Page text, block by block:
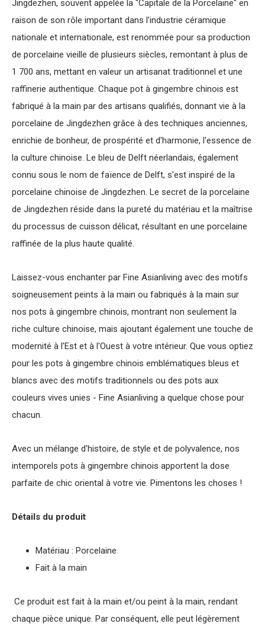
Jingdezhen, souvent appelée la "Capitale de la Porcelaine" en
raison de son rôle important dans l'industrie céramique
nationale et internationale, est renommée pour sa production
de porcelaine vieille de plusieurs siècles, remontant à plus de
1 700 ans, mettant en valeur un artisanat traditionnel et une
raffinerie authentique. Chaque pot à gingembre chinois est
fabriqué à la main par des artisans qualifiés, donnant vie à la
porcelaine de Jingdezhen grâce à des techniques anciennes,
enrichie de bonheur, de prospérité et d'harmonie, l'essence de
la culture chinoise. Le bleu de Delft néerlandais, également
connu sous le nom de faïence de Delft, s'est inspiré de la
porcelaine chinoise de Jingdezhen. Le secret de la porcelaine
de Jingdezhen réside dans la pureté du matériau et la maîtrise
du processus de cuisson délicat, résultant en une porcelaine
raffinée de la plus haute qualité.
Laissez-vous enchanter par Fine Asianliving avec des motifs
soigneusement peints à la main ou fabriqués à la main sur
nos pots à gingembre chinois, montrant non seulement la
riche culture chinoise, mais ajoutant également une touche de
modernité à l'Est et à l'Ouest à votre intérieur. Que vous optiez
pour les pots à gingembre chinois emblématiques bleus et
blancs avec des motifs traditionnels ou des pots aux
couleurs vives unies - Fine Asianliving a quelque chose pour
chacun.
Avec un mélange d'histoire, de style et de polyvalence, nos
intemporels pots à gingembre chinois apportent la dose
parfaite de chic oriental à votre vie. Pimentons les choses !
Détails du produit
Matériau : Porcelaine
Fait à la main
Ce produit est fait à la main et/ou peint à la main, rendant
chaque pièce unique. Par conséquent, elle peut légèrement